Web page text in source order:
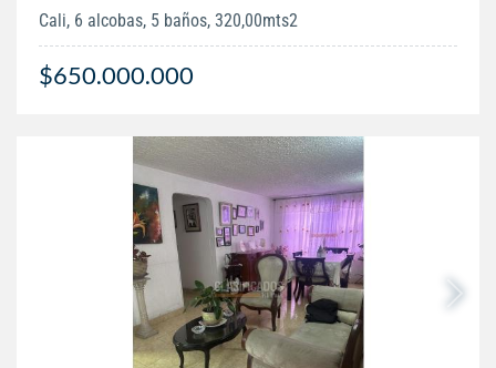
Cali, 6 alcobas, 5 baños, 320,00mts2
$650.000.000